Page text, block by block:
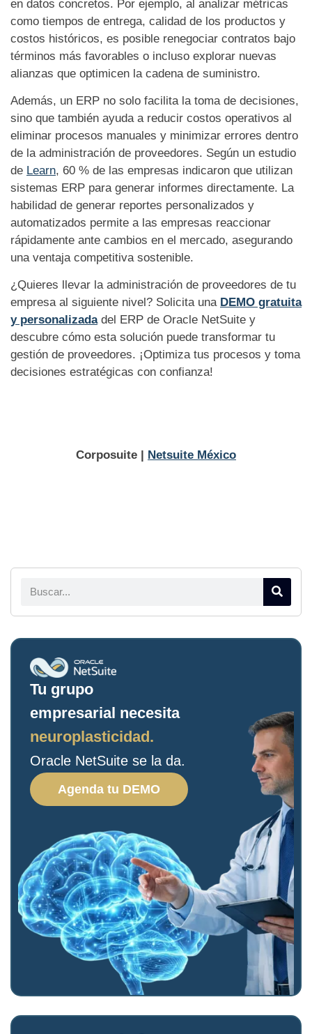
en datos concretos. Por ejemplo, al analizar métricas
como tiempos de entrega, calidad de los productos y
costos históricos, es posible renegociar contratos bajo
términos más favorables o incluso explorar nuevas
alianzas que optimicen la cadena de suministro.
Además, un ERP no solo facilita la toma de decisiones,
sino que también ayuda a reducir costos operativos al
eliminar procesos manuales y minimizar errores dentro
de la administración de proveedores. Según un estudio
de Learn, 60 % de las empresas indicaron que utilizan
sistemas ERP para generar informes directamente. La
habilidad de generar reportes personalizados y
automatizados permite a las empresas reaccionar
rápidamente ante cambios en el mercado, asegurando
una ventaja competitiva sostenible.
¿Quieres llevar la administración de proveedores de tu
empresa al siguiente nivel? Solicita una DEMO gratuita
y personalizadadel ERP de Oracle NetSuite y
descubre cómo esta solución puede transformar tu
gestión de proveedores. ¡Optimiza tus procesos y toma
decisiones estratégicas con confianza!
Corposuite | Netsuite México
Tu grupo
empresarial necesita
neuroplasticidad.
Oracle NetSuite se la da.
Agenda tu DEMO